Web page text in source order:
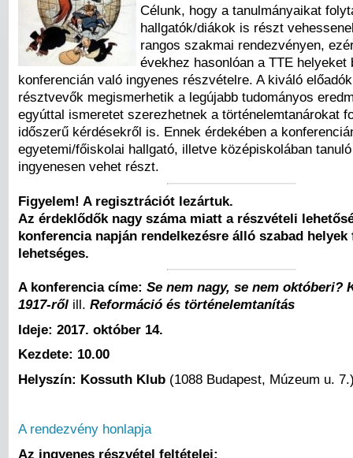
Célunk, hogy a tanulmányaikat
hallgatók/diákok is részt
rangos szakmai rendezvényen,
évekhez hasonlóan a TTE helyeket
konferencián való ingyenes részvételre. A kiváló
résztvevők megismerhetik a legújabb tudományos
egyúttal ismeretet szerezhetnek a történelemtanárokat
időszerű kérdésekről is. Ennek érdekében a
egyetemi/főiskolai hallgató, illetve középiskolában
ingyenesen vehet részt.
Figyelem! A regisztrációt lezártuk.
Az érdeklődők nagy száma miatt a részvételi
konferencia napján rendelkezésre álló szabad helyek
lehetséges.
A konferencia címe: Se nem nagy, se nem októberi?
1917-ről ill. Reformáció és történelemtanítás
Ideje: 2017. október 14.
Kezdete: 10.00
Helyszín: Kossuth Klub (1088 Budapest, Múzeum u.
A rendezvény honlapja
Az ingyenes részvétel feltételei: